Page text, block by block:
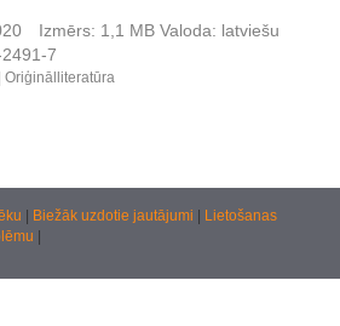
Izmērs: 1,1 MB Valoda: latviešu
7
Oriģinālliteratūra
Biežāk uzdotie jautājumi
Lietošanas